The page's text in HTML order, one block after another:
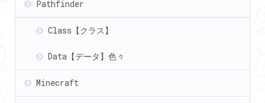
Pathfinder
Class【クラス】
Data【データ】色々
Minecraft